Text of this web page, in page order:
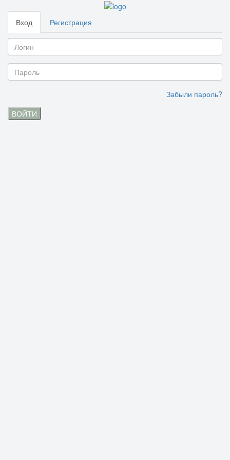
Вход Регистрация
Забыли пароль?
ВОЙТИ